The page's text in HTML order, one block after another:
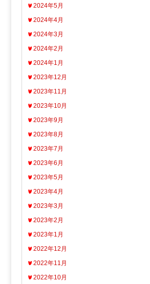
2024年5月
2024年4月
2024年3月
2024年2月
2024年1月
2023年12月
2023年11月
2023年10月
2023年9月
2023年8月
2023年7月
2023年6月
2023年5月
2023年4月
2023年3月
2023年2月
2023年1月
2022年12月
2022年11月
2022年10月